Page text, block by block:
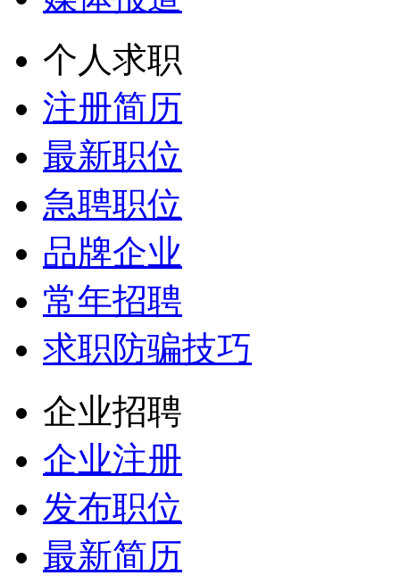
个人求职
注册简历
最新职位
急聘职位
品牌企业
常年招聘
求职防骗技巧
企业招聘
企业注册
发布职位
最新简历